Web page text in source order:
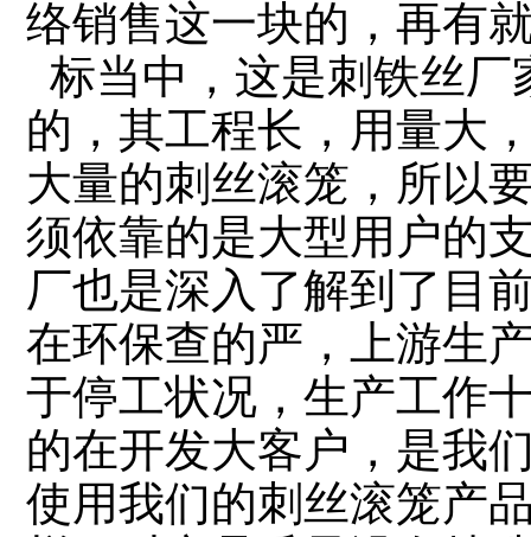
络销售这一块的，再有
标当中，这是刺铁丝
的，其工程长，用量大
大量的刺丝滚笼，所以
须依靠的是大型用户的
厂也是深入了解到了目
在环保查的严，上游生
于停工状况，生产工作
的在开发大客户，是我
使用我们的刺丝滚笼产